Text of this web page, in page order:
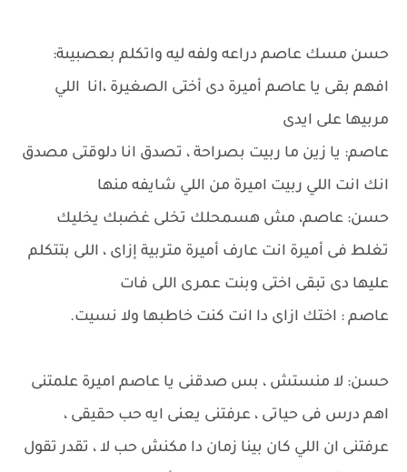
حسن مسك عاصم دراعه ولفه ليه واتكلم بعصبيىة:
افهم بقى يا عاصم أميرة دى أختى الصغيرة ،انا اللي
مربيها على ايدى
عاصم: يا زين ما ربيت بصراحة ، تصدق انا دلوقتى مصدق
انك انت اللي ربيت اميرة من اللي شايفه منها
حسن: عاصم، مش هسمحلك تخلى غضبك يخليك
تغلط فى أميرة انت عارف أميرة متربية إزاى ، اللى بتتكلم
عليها دى تبقى اختى وبنت عمرى اللى فات
عاصم : اختك ازاى دا انت كنت خاطبها ولا نسيت.
حسن: لا منستش ، بس صدقنى يا عاصم اميرة علمتنى
اهم درس فى حياتى ، عرفتنى يعنى ايه حب حقيقى ،
عرفتنى ان اللي كان بينا زمان دا مكنش حب لا ، تقدر تقول